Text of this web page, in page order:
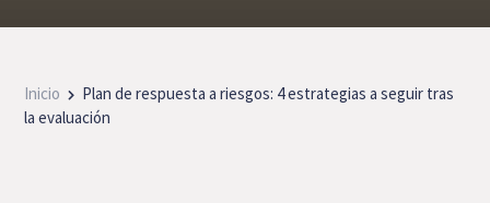
Inicio
Plan de respuesta a riesgos: 4 estrategias a seguir tras
la evaluación